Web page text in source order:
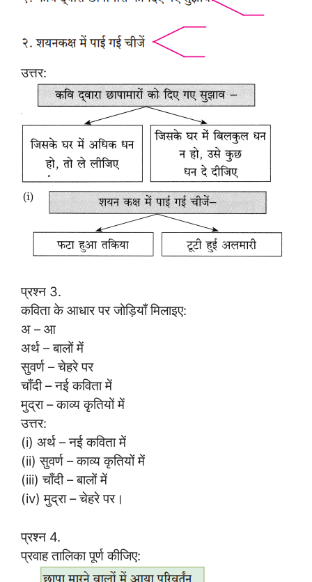
उत्तर:
प्रश्न 3.
कविता के आधार पर जोड़ियाँ मिलाइए:
अ – आ
अर्थ – बालों में
सुवर्ण – चेहरे पर
चाँदी – नई कविता में
मुद्रा – काव्य कृतियों में
उत्तर:
(i) अर्थ – नई कविता में
(ii) सुवर्ण – काव्य कृतियों में
(iii) चाँदी – बालों में
(iv) मुद्रा – चेहरे पर।
प्रश्न 4.
प्रवाह तालिका पूर्ण कीजिए: